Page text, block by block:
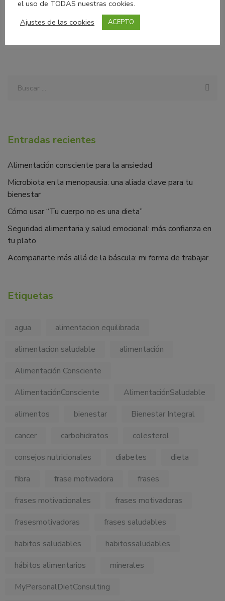
Entradas recientes
Alimentación consciente para la ansiedad
Microbiota en la menopausia: una aliada clave para tu
bienestar
Cómo usar “Tu cuerpo no es una dieta”
Seguridad alimentaria y salud emocional: más confianza en
tu plato
Acompañarte más allá de la báscula: mi forma de trabajar.
Etiquetas
agua
alimentacion equilibrada
alimentacion saludable
alimentación
Alimentación Consciente
AlimentaciónConsciente
AlimentaciónSaludable
alimentos
bienestar
Bienestar Integral
cancer
carbohidratos
colesterol
consejos nutricionales
diabetes
dieta
fibra
frase motivadora
frases
frases motivacionales
frases motivadoras
frasesmotivadoras
frases saludables
habitos saludables
habitossaludables
hábitos alimentarios
minerales
MyPersonalDietConsulting
el uso de TODAS nuestras cookies.
Ajustes de las cookies
ACEPTO